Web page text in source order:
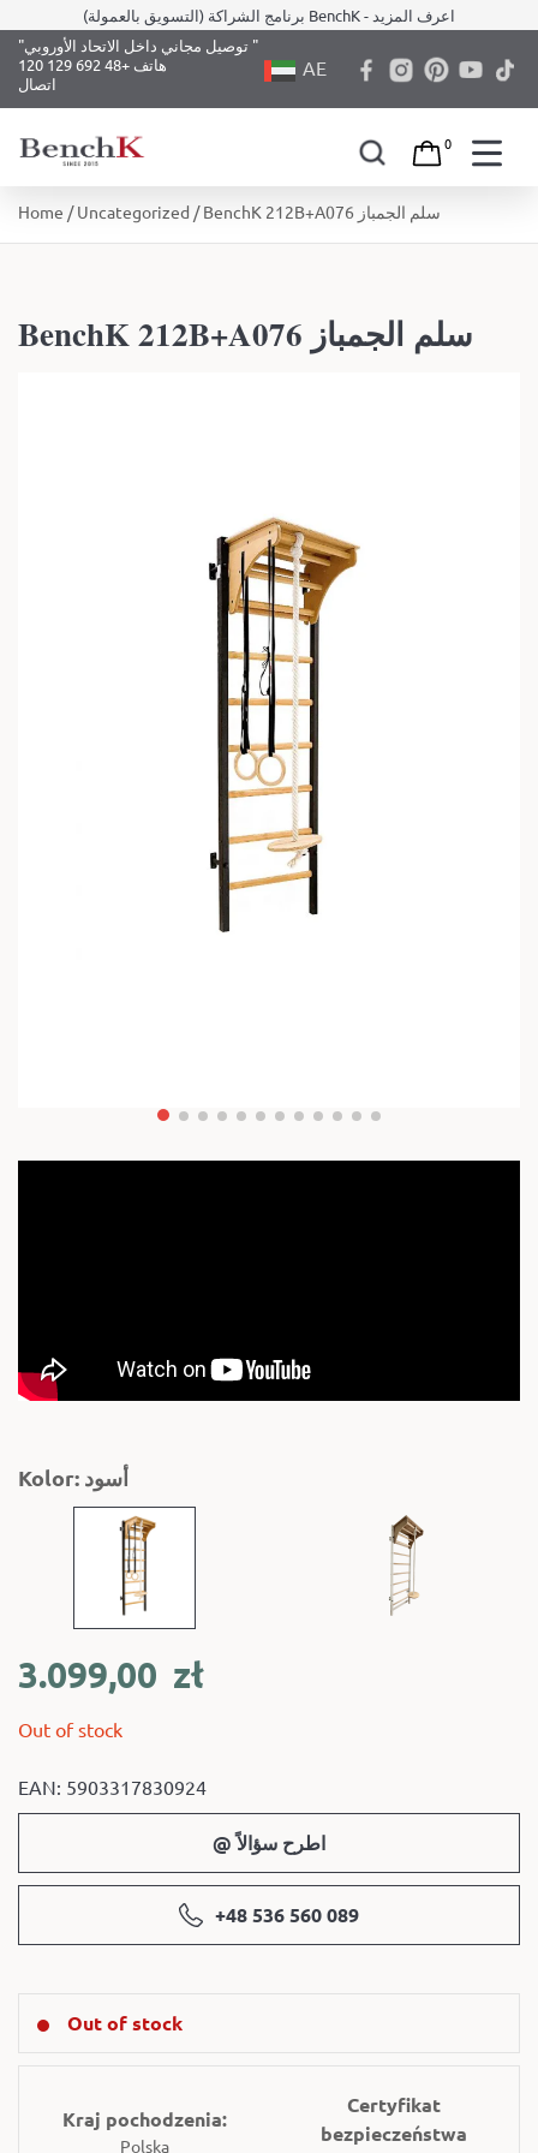
برنامج الشراكة (التسويق بالعمولة) BenchK - اعرف المزيد
"توصيل مجاني داخل الاتحاد الأوروبي "
هاتف +48 692 129 120
اتصال
AE
0
Home /Uncategorized / BenchK 212B+A076 سلم الجمباز
BenchK 212B+A076 سلم الجمباز
Kolor: أسود
3.099,00 zł
Out of stock
EAN: 5903317830924
@ اطرح سؤالاً
+48 536 560 089
Out of stock
Kraj pochodzenia:
Polska
Certyfikat
bezpieczeństwa